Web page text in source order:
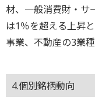
材、一般消費財・サ
は1％を超える上昇
事業、不動産の3業
4.個別銘柄動向